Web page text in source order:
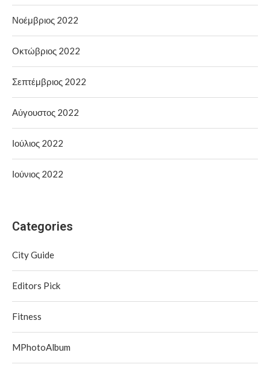
Νοέμβριος 2022
Οκτώβριος 2022
Σεπτέμβριος 2022
Αύγουστος 2022
Ιούλιος 2022
Ιούνιος 2022
Categories
City Guide
Editors Pick
Fitness
MPhotoAlbum